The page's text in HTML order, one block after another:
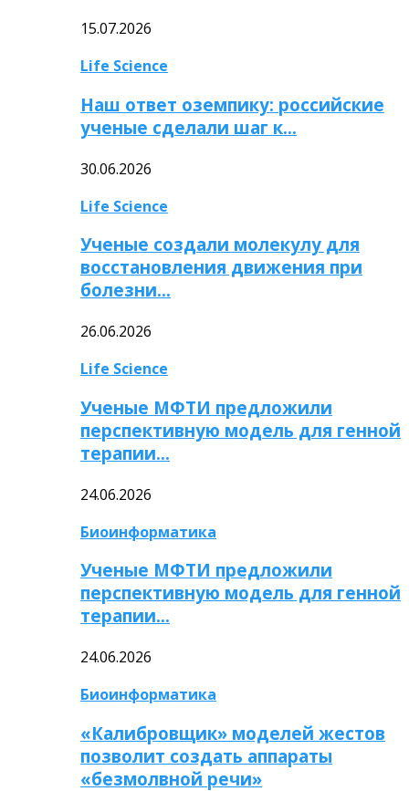
15.07.2026
Life Science
Наш ответ оземпику: российские
ученые сделали шаг к…
30.06.2026
Life Science
Ученые создали молекулу для
восстановления движения при
болезни…
26.06.2026
Life Science
Ученые МФТИ предложили
перспективную модель для генной
терапии…
24.06.2026
Биоинформатика
Ученые МФТИ предложили
перспективную модель для генной
терапии…
24.06.2026
Биоинформатика
«Калибровщик» моделей жестов
позволит создать аппараты
«безмолвной речи»